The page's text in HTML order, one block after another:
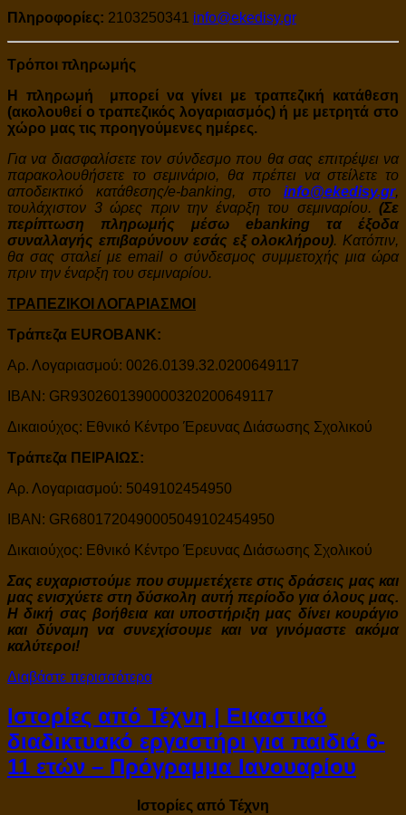
Πληροφορίες: 2103250341 info@ekedisy.gr
Τρόποι πληρωμής
Η πληρωμή μπορεί να γίνει με τραπεζική κατάθεση
(ακολουθεί ο τραπεζικός λογαριασμός) ή με μετρητά στο
χώρο μας τις προηγούμενες ημέρες.
Για να διασφαλίσετε τον σύνδεσμο που θα σας επιτρέψει να
παρακολουθήσετε το σεμινάριο, θα πρέπει να στείλετε το
αποδεικτικό κατάθεσης/e-banking, στο info@ekedisy.gr,
τουλάχιστον 3 ώρες πριν την έναρξη του σεμιναρίου. (Σε
περίπτωση πληρωμής μέσω ebanking τα έξοδα
συναλλαγής επιβαρύνουν εσάς εξ ολοκλήρου). Κατόπιν,
θα σας σταλεί με email ο σύνδεσμος συμμετοχής μια ώρα
πριν την έναρξη του σεμιναρίου.
ΤΡΑΠΕΖΙΚΟΙ ΛΟΓΑΡΙΑΣΜΟΙ
Τράπεζα EUROBANK:
Αρ. Λογαριασμού: 0026.0139.32.0200649117
IBAN: GR9302601390000320200649117
Δικαιούχος: Εθνικό Κέντρο Έρευνας Διάσωσης Σχολικού
Τράπεζα ΠΕΙΡΑΙΩΣ:
Αρ. Λογαριασμού: 5049102454950
IBAN: GR6801720490005049102454950
Δικαιούχος: Εθνικό Κέντρο Έρευνας Διάσωσης Σχολικού
Σας ευχαριστούμε που συμμετέχετε στις δράσεις μας και
μας ενισχύετε στη δύσκολη αυτή περίοδο για όλους μας.
Η δική σας βοήθεια και υποστήριξη μας δίνει κουράγιο
και δύναμη να συνεχίσουμε και να γινόμαστε ακόμα
καλύτεροι!
Διαβάστε περισσότερα
Ιστορίες από Τέχνη | Εικαστικό
διαδικτυακό εργαστήρι για παιδιά 6-
11 ετών – Πρόγραμμα Ιανουαρίου
Ιστορίες από Τέχνη